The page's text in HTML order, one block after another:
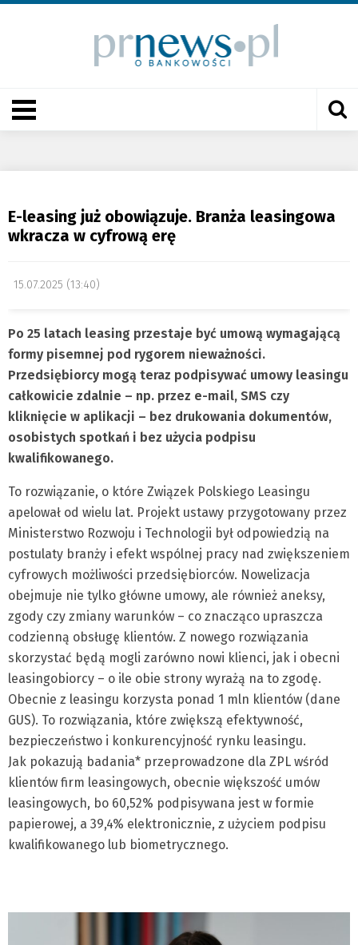
E-leasing już obowiązuje. Branża leasingowa
wkracza w cyfrową erę
15.07.2025 (13:40)
Po 25 latach leasing przestaje być umową wymagającą
formy pisemnej pod rygorem nieważności.
Przedsiębiorcy mogą teraz podpisywać umowy leasingu
całkowicie zdalnie – np. przez e-mail, SMS czy
kliknięcie w aplikacji – bez drukowania dokumentów,
osobistych spotkań i bez użycia podpisu
kwalifikowanego.
To rozwiązanie, o które Związek Polskiego Leasingu
apelował od wielu lat. Projekt ustawy przygotowany przez
Ministerstwo Rozwoju i Technologii był odpowiedzią na
postulaty branży i efekt wspólnej pracy nad zwiększeniem
cyfrowych możliwości przedsiębiorców. Nowelizacja
obejmuje nie tylko główne umowy, ale również aneksy,
zgody czy zmiany warunków – co znacząco upraszcza
codzienną obsługę klientów. Z nowego rozwiązania
skorzystać będą mogli zarówno nowi klienci, jak i obecni
leasingobiorcy – o ile obie strony wyrażą na to zgodę.
Obecnie z leasingu korzysta ponad 1 mln klientów (dane
GUS). To rozwiązania, które zwiększą efektywność,
bezpieczeństwo i konkurencyjność rynku leasingu.
Jak pokazują badania* przeprowadzone dla ZPL wśród
klientów firm leasingowych, obecnie większość umów
leasingowych, bo 60,52% podpisywana jest w formie
papierowej, a 39,4% elektronicznie, z użyciem podpisu
kwalifikowanego lub biometrycznego.